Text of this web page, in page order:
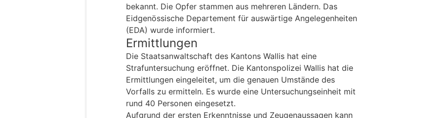
bekannt. Die Opfer stammen aus mehreren Ländern. Das
Eidgenössische Departement für auswärtige Angelegenheiten
(EDA) wurde informiert.
Ermittlungen
Die Staatsanwaltschaft des Kantons Wallis hat eine
Strafuntersuchung eröffnet. Die Kantonspolizei Wallis hat die
Ermittlungen eingeleitet, um die genauen Umstände des
Vorfalls zu ermitteln. Es wurde eine Untersuchungseinheit mit
rund 40 Personen eingesetzt.
Aufgrund der ersten Erkenntnisse und Zeugenaussagen kann